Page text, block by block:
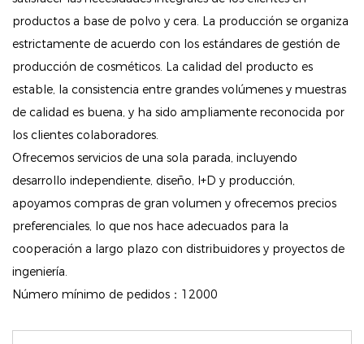
Tonos versátiles: disponible en una variedad de
tonos, incluido Light Beige, este corrector le permite
personalizar su aplicación para diferentes áreas de su
rostro. Ya sea que necesites cubrir imperfecciones,
ojeras o enrojecimientos, puedes seleccionar el tono
perfecto que combine con tu tipo y color de piel.
Cobertura impecable: la fórmula de alta calidad
proporciona una cobertura excelente, ocultando
eficazmente las imperfecciones y realzando su
belleza natural. Disfrute de una tez radiante que
luce suave y pulida durante horas.
Incorpora el corrector beige claro resistente al agua y
sin manchas en tu régimen de belleza para obtener
productos a base de polvo y cera. La producción se organiza
estrictamente de acuerdo con los estándares de gestión de
producción de cosméticos. La calidad del producto es
estable, la consistencia entre grandes volúmenes y muestras
de calidad es buena, y ha sido ampliamente reconocida por
los clientes colaboradores.
Ofrecemos servicios de una sola parada, incluyendo
desarrollo independiente, diseño, I+D y producción,
apoyamos compras de gran volumen y ofrecemos precios
preferenciales, lo que nos hace adecuados para la
cooperación a largo plazo con distribuidores y proyectos de
ingeniería.
Número mínimo de pedidos：12000